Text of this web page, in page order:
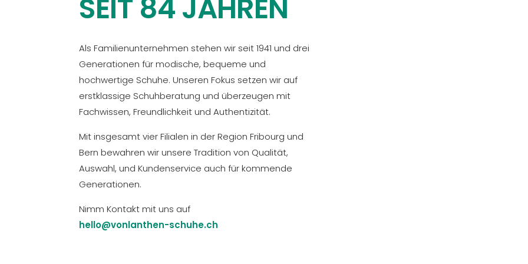
SEIT 84 JAHREN
Als Familienunternehmen stehen wir seit 1941 und drei
Generationen für modische, bequeme und
hochwertige Schuhe. Unseren Fokus setzen wir auf
erstklassige Schuhberatung und überzeugen mit
Fachwissen, Freundlichkeit und Authentizität.
Mit insgesamt vier Filialen in der Region Fribourg und
Bern bewahren wir unsere Tradition von Qualität,
Auswahl, und Kundenservice auch für kommende
Generationen.
Nimm Kontakt mit uns auf
hello@vonlanthen-schuhe.ch